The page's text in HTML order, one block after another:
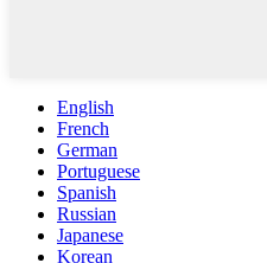
English
French
German
Portuguese
Spanish
Russian
Japanese
Korean